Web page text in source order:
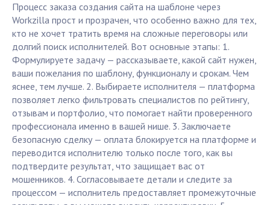
Процесс заказа создания сайта на шаблоне через
Workzilla прост и прозрачен, что особенно важно для тех,
кто не хочет тратить время на сложные переговоры или
долгий поиск исполнителей. Вот основные этапы: 1.
Формулируете задачу — рассказываете, какой сайт нужен,
ваши пожелания по шаблону, функционалу и срокам. Чем
яснее, тем лучше. 2. Выбираете исполнителя — платформа
позволяет легко фильтровать специалистов по рейтингу,
отзывам и портфолио, что помогает найти проверенного
профессионала именно в вашей нише. 3. Заключаете
безопасную сделку — оплата блокируется на платформе и
переводится исполнителю только после того, как вы
подтвердите результат, что защищает вас от
мошенников. 4. Согласовываете детали и следите за
процессом — исполнитель предоставляет промежуточные